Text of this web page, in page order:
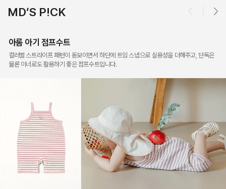
MD’S P!CK
아롬 아기 점프수트
컬러별 스트라이프 패턴이 돋보이면서 하단에 트임 스냅으로 실용성을 더해주고, 단독은
물론 이너로도 활용하기 좋은 점프수트입니다.